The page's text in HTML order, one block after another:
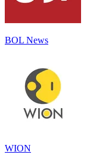
BOL News
WION